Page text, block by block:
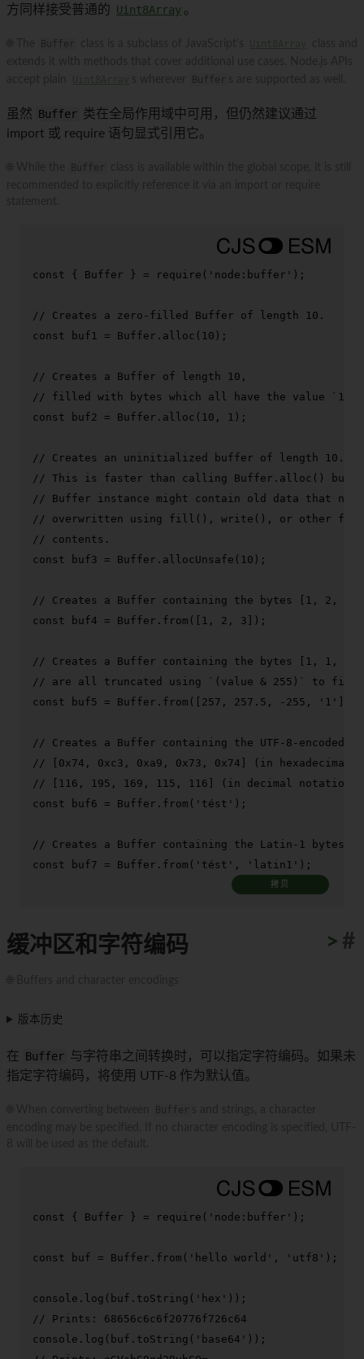
方同样接受普通的
Uint8Array 。
虽然 Buffer 类在全局作用域中可用，但仍然建议通过
import 或 require 语句显式引用它。
const { Buffer } = require ( 'node:buffer' );
// Creates a zero-filled Buffer of length 10.
const buf1 = Buffer . alloc ( 10 );
// Creates a Buffer of length 10,
// filled with bytes which all have the value `1`.
const buf2 = Buffer . alloc ( 10 , 1 );
// Creates an uninitialized buffer of length 10.
// This is faster than calling Buffer.alloc() but
// Buffer instance might contain old data that
// overwritten using fill(), write(), or other
// contents.
const buf3 = Buffer . allocUnsafe ( 10 );
// Creates a Buffer containing the bytes [1, 2, 3].
const buf4 = Buffer . from ([ 1 , 2 , 3 ]);
// Creates a Buffer containing the bytes [1, 1,
// are all truncated using `(value & 255)` to fit
const buf5 = Buffer . from ([ 257 , 257.5 , - 255 , '1'
// Creates a Buffer containing the UTF-8-
// [0x74, 0xc3, 0xa9, 0x73, 0x74] (in hexadecimal
// [116, 195, 169, 115, 116] (in decimal notation)
const buf6 = Buffer . from ( 'tést' );
// Creates a Buffer containing the Latin-1 bytes
const buf7 = Buffer . from ( 'tést' , 'latin1' );
拷贝
缓冲区和字符编码 #
>
版本历史
在 Buffer 与字符串之间转换时，可以指定字符编码。如果未
指定字符编码，将使用 UTF-8 作为默认值。
const { Buffer } = require ( 'node:buffer' );
const buf = Buffer . from ( 'hello world' , 'utf8' );
console . log (buf. toString ( 'hex'
// Prints: 68656c6c6f20776f726c64
console . log (buf. toString ( 'base64'